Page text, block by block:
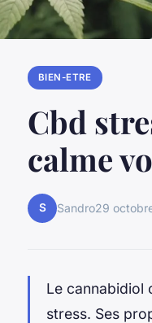
BIEN-ETRE
Cbd
calme
S Sandro29
Le cannabidiol
stress. Ses